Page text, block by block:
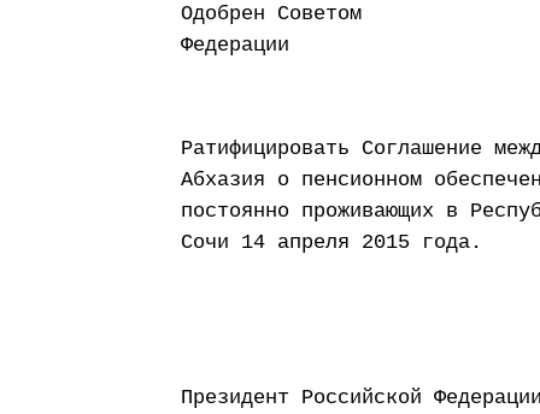
Одобрен Советом
Федерации 25
Ратифицировать Соглашение
Абхазия о пенсионном
постоянно проживающих в
Сочи 14 апреля 2015 года.
Президент